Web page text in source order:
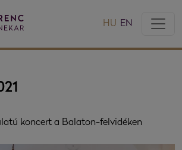
HU EN
koncert a Balaton-felvidéken